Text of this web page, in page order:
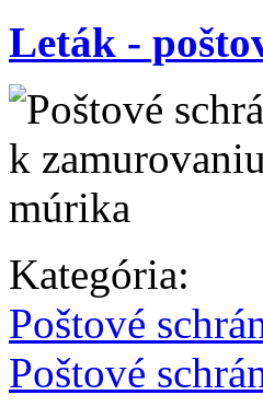
Leták -
Kategória:
Poštové
Poštové